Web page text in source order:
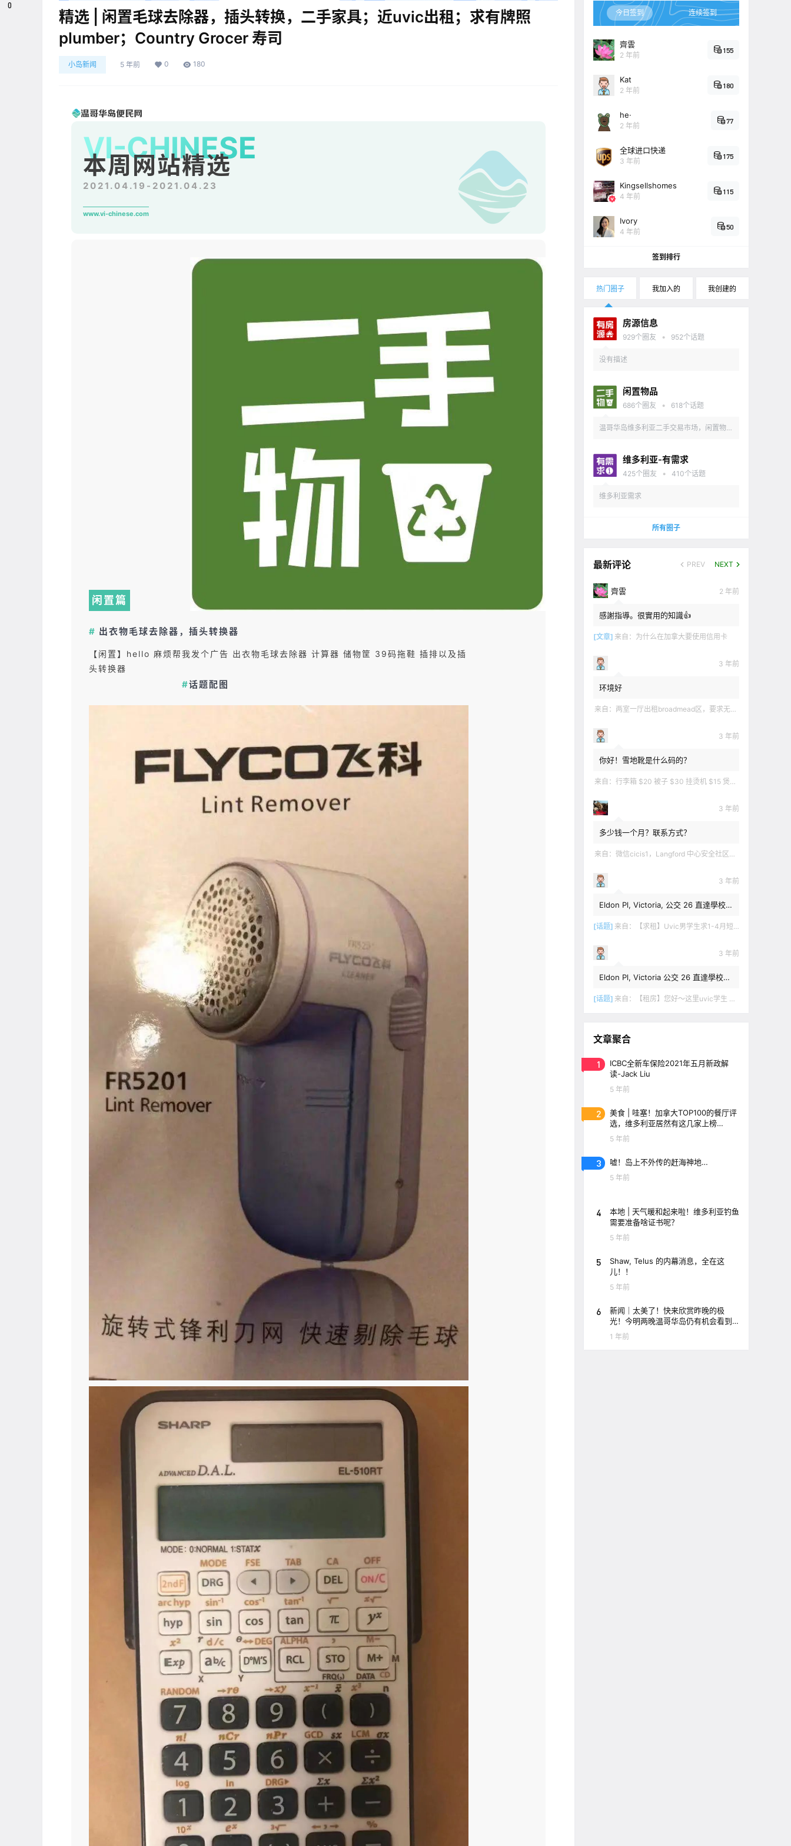
精选 | 闲置毛球去除器，插头转换，二手家具；近uvic出租；求有牌照
plumber；Country Grocer 寿司
小岛新闻 5 年前 0 180
VI-CHINESE
本周网站精选
2021.04.19-2021.04.23
www.vi-chinese.com
闲置篇
# 出衣物毛球去除器，插头转换器
【闲置】hello 麻烦帮我发个广告 出衣物毛球去除器 计算器 储物筐 39码拖鞋 插排以及插
头转换器
#话题配图
0
今日签到 连续签到
齊雲
2 年前
155
Kat
2 年前
180
he·
2 年前
77
全球进口快递
3 年前
175
Kingsellshomes
4 年前
115
Ivory
4 年前
50
签到排行
热门圈子 我加入的 我创建的
房源信息
929个圈友 • 952个话题
没有描述
闲置物品
686个圈友 • 618个话题
温哥华岛维多利亚二手交易市场，闲置物品
维多利亚-有需求
425个圈友 • 410个话题
维多利亚需求
所有圈子
最新评论 PREV NEXT
齊雲 2 年前
感謝指導。很實用的知識👍
[文章] 来自： 为什么在加拿大要使用信用卡
3 年前
环境好
来自： 两室一厅出租broadmead区，要求无烟无宠无麻无party，租金2200不包水电有意短信联系2508858496
3 年前
你好！雪地靴是什么码的？
来自： 行李箱 $20 被子 $30 挂烫机 $15 煲汤锅 $5 华夫饼机 $5 衣服 $5 雪地靴 $10 滑雪手套 $10 宜家衣物收纳 .
3 年前
多少钱一个月？联系方式？
来自： 微信cicis1，Langford 中心安全社区完全独立平地出入一室一厅一书房步行5分钟到公车站和商业圈 有后花园和.
3 年前
Eldon Pl, Victoria, 公交 26 直達學校，
[话题] 来自： 【求租】Uvic男学生求1-4月短租
3 年前
Eldon Pl, Victoria 公交 26 直達學校，
[话题] 来自： 【租房】您好～这里uvic学生 明年1月份开始 希望找个独立出入的 爱干净 谢谢！
文章聚合
1
ICBC全新车保险2021年五月新政解
读-Jack Liu
5 年前
2
美食 | 哇塞！加拿大TOP100的餐厅评
选，维多利亚居然有这几家上榜
了！！
5 年前
3 嘘！岛上不外传的赶海神地…
5 年前
4
本地 | 天气暖和起来啦！维多利亚钓鱼
需要准备啥证书呢？
5 年前
5
Shaw, Telus 的内幕消息，全在这
儿！！
5 年前
6
新闻｜太美了！快来欣赏昨晚的极
光！今明两晚温哥华岛仍有机会看到
极光哦！
1 年前